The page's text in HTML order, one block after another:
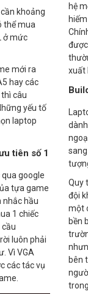
khoảng
thể mua
ở mức
mới ra
hay các
câu
yếu tố
laptop
tiên số 1
google
tựa game
nhắc hầu
1 chiếc
cầu
luôn phải
Vì VGA
các tác vụ
hệ
xuất
Quy
đội
một
bền
bên